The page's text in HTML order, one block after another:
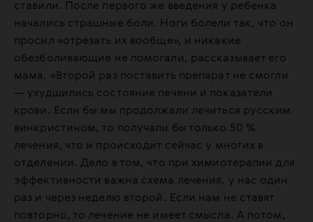
ставили. После первого же введения у ребенка
начались страшные боли. Ноги болели так, что он
просил «отрезать их вообще», и никакие
обезболивающие не помогали, рассказывает его
мама. «Второй раз поставить препарат не смогли
— ухудшились состояние печени и показатели
крови. Если бы мы продолжали лечиться русским
винкристином, то получали бы только 50 %
лечения, что и происходит сейчас у многих в
отделении. Дело в том, что при химиотерапии для
эффективности важна схема лечения, у нас один
раз и через неделю второй. Если нам не ставят
повторно, то лечение не имеет смысла. А потом,